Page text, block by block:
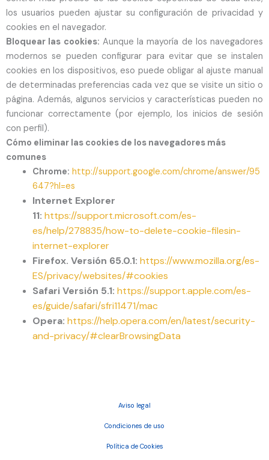
los usuarios pueden ajustar su configuración de privacidad y
cookies en el navegador.
Bloquear las cookies: Aunque la mayoría de los navegadores
modernos se pueden configurar para evitar que se instalen
cookies en los dispositivos, eso puede obligar al ajuste manual
de determinadas preferencias cada vez que se visite un sitio o
página. Además, algunos servicios y características pueden no
funcionar correctamente (por ejemplo, los inicios de sesión
con perfil).
Cómo eliminar las cookies de los navegadores más
comunes
Chrome: http://support.google.com/chrome/answer/95
647?hl=es
Internet Explorer
11: https://support.microsoft.com/es-
es/help/278835/how-to-delete-cookie-filesin-
internet-explorer
Firefox. Versión 65.0.1: https://www.mozilla.org/es-
ES/privacy/websites/#cookies
Safari Versión 5.1: https://support.apple.com/es-
es/guide/safari/sfri11471/mac
Opera: https://help.opera.com/en/latest/security-
and-privacy/#clearBrowsingData
Aviso legal
Condiciones de uso
Política de Cookies